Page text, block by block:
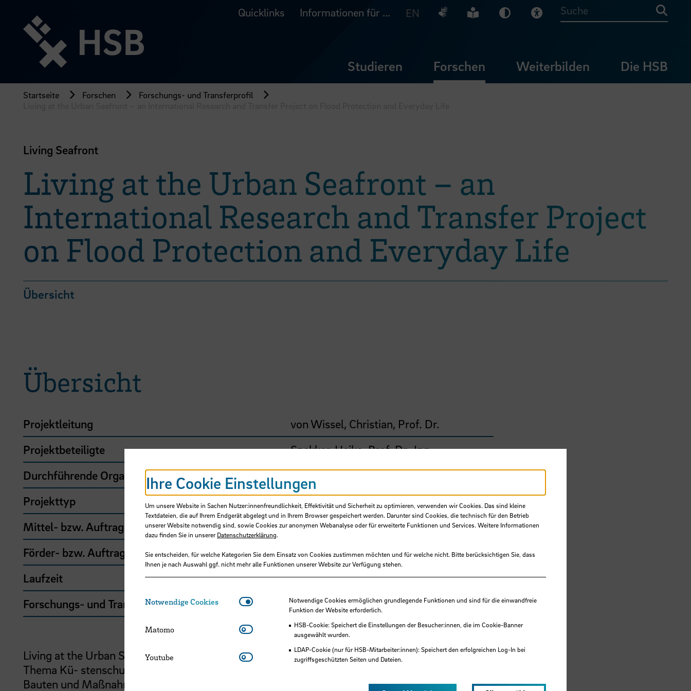
Seiteninhalt
springen
Quicklinks Informationen für ... EN Deutsche Gebärdensprache
Leichte Sprache
Dunkel-Modus
Visuelle Hilfe
Suche
Studieren Forschen Weiterbilden Die HSB
Startseite Forschen
Forschungs- und Transferprofil
Living Seafront
Living at the Urban Seafront – an
International Research and Transfer Project
on Flood Protection and Everyday Life
Übersicht
Übersicht
Projektleitung
von Wissel, Christian, Prof. Dr.
Projektbeteiligte
Spekker, Heiko, Prof. Dr.-Ing.
Durchführende Organisation
Hochschule Bremen, Fakultät 2
Projekttyp
HSB-intern gefördertes Projekt
Mittel- bzw. Auftragsgeber
Hochschule Bremen, F&E-Fonds
Förder- bzw. Auftragssumme
13.265,00 €
Laufzeit
09/2024 - 08/2025
Forschungs- und Transfercluster
Region im Wandel
Living at the Urban Seafront ist ein internationales, inter- und transdisziplinäres Pilotprojekt zum
Thema Kü- stenschutz und Baukultur. Fotograf:innen aus Bremen und Jakarta dokumentieren
Bauten und Maßnahmen des Hochwasserschutzes und rücken dabei insbesondere den
Ihre Cookie Einstellungen
Um unsere Website in Sachen Nutzer:innenfreundlichkeit, Effektivität und Sicherheit zu optimieren, verwenden wir Cookies. Das sind kleine
Textdateien, die auf Ihrem Endgerät abgelegt und in Ihrem Browser gespeichert werden. Darunter sind Cookies, die technisch für den Betrieb
unserer Website notwendig sind, sowie Cookies zur anonymen Webanalyse oder für erweiterte Funktionen und Services. Weitere Informationen
dazu finden Sie in unsererDatenschutzerklärung.
Sie entscheiden, für welche Kategorien Sie dem Einsatz von Cookies zustimmen möchten und für welche nicht. Bitte berücksichtigen Sie, dass
Ihnen je nach Auswahl ggf. nicht mehr alle Funktionen unserer Website zur Verfügung stehen.
Notwendige Cookies Notwendige CookiesNotwendige Cookies ermöglichen grundlegende Funktionen und sind für die einwandfreie
Funktion der Website erforderlich.
HSB-Cookie: Speichert die Einstellungen der Besucher:innen, die im Cookie-Banner
ausgewählt wurden.
LDAP-Cookie (nur für HSB-Mitarbeiter:innen): Speichert den erfolgreichen Log-In bei
zugriffsgeschützten Seiten und Dateien.
Matomo Matomo
Youtube Youtube